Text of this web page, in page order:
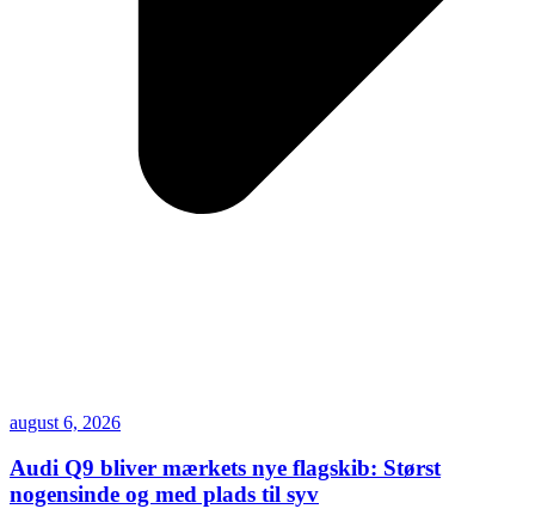
august 6, 2026
Audi Q9 bliver mærkets nye flagskib: Størst
nogensinde og med plads til syv